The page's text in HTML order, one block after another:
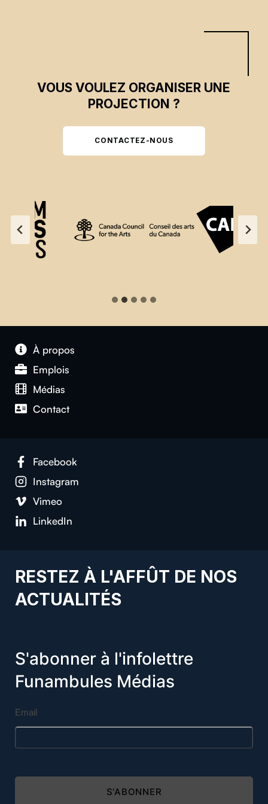
VOUS VOULEZ ORGANISER UNE
PROJECTION ?
CONTACTEZ-NOUS
À propos
Emplois
Médias
Contact
Facebook
Instagram
Vimeo
LinkedIn
RESTEZ À L'AFFÛT DE NOS
ACTUALITÉS
S'abonner à l'infolettre
Funambules Médias
Email
S'ABONNER